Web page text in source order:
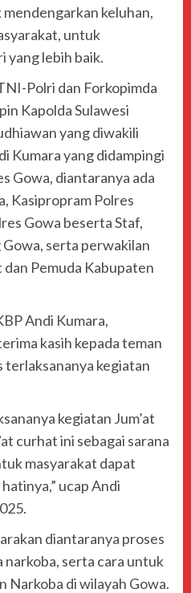
keluhan,
untuk
yang lebih baik.
Polri dan Forkopimda
Kapolda Sulawesi
yang diwakili
Kumara yang didampingi
Gowa, diantaranya ada
Kasipropram Polres
Gowa beserta Staf,
serta perwakilan
Pemuda Kabupaten
Andi Kumara,
kasih kepada teman
terlaksananya kegiatan
kegiatan Jum’at
curhat ini sebagai sarana
masyarakat dapat
ucap Andi
diantaranya proses
serta cara untuk
Narkoba di wilayah Gowa.